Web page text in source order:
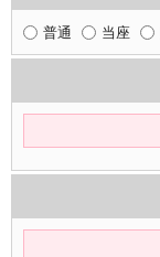
普通 当座